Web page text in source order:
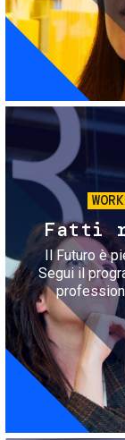
Fatti
Il Futuro è
Segui il